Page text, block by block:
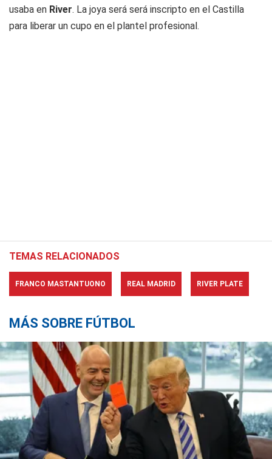
usaba en River. La joya será será inscripto en el Castilla
para liberar un cupo en el plantel profesional.
TEMAS RELACIONADOS
FRANCO MASTANTUONO REAL MADRID RIVER PLATE
MÁS SOBRE FÚTBOL